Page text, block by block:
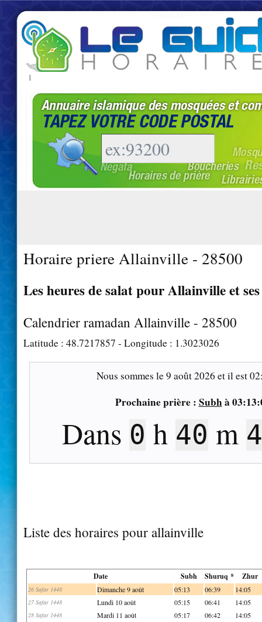
|
Horaire priere Allainville - 28500
Les heures de salat pour Allainville et
Calendrier ramadan Allainville - 28500
Latitude : 48.7217857 - Longitude : 1.3023026
Nous sommes le9 août 2026 et il est
Prochaine prière : Subhà
Dans 0 h 40 m
Liste des horaires pour allainville
Date Subh Shuruq * Zhur
26 Safar 1448 Dimanche 9 août 05:13 06:39 14:05
27 Safar 1448 Lundi 10 août 05:15 06:41 14:05
28 Safar 1448 Mardi 11 août 05:17 06:42 14:05